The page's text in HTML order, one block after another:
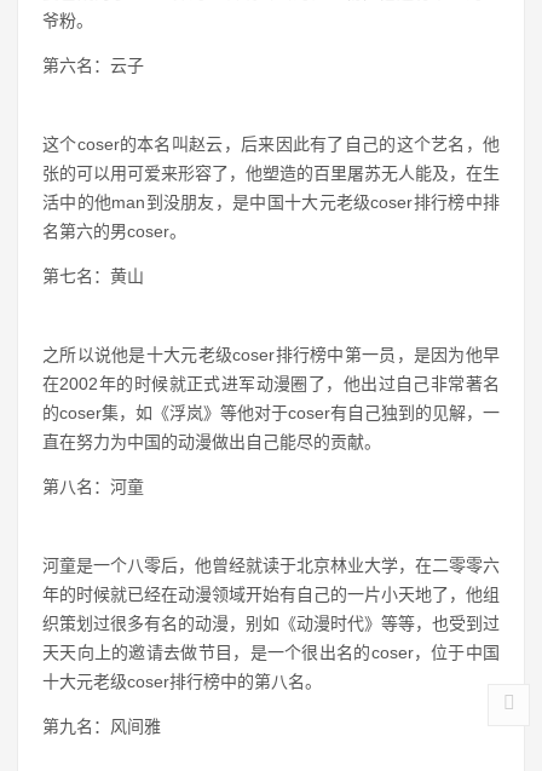
天狼也是曾经非常火的一名coser，他有着一张非常精致的
第五名：KENN王爷
他是中国十大元老级coser排行榜中的第五名，他最红的时候
姿色成为了coser界的一名响当当的任人物，他还有不少的王
第六名：云子
这个coser的本名叫赵云，后来因此有了自己的这个艺名，他
活中的他man到没朋友，是中国十大元老级coser排行榜中排
第七名：黄山
之所以说他是十大元老级coser排行榜中第一员，是因为他早
在2002年的时候就正式进军动漫圈了，他出过自己非常著名
直在努力为中国的动漫做出自己能尽的贡献。